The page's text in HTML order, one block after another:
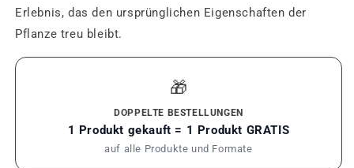
Erlebnis, das den ursprünglichen Eigenschaften der
Pflanze treu bleibt.
🎁
DOPPELTE BESTELLUNGEN
1 Produkt gekauft = 1 Produkt GRATIS
auf alle Produkte und Formate